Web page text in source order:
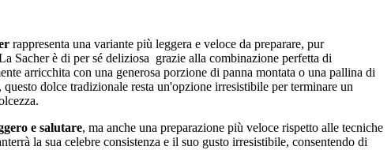
rappresenta una variante più leggera e veloce da preparare, pur
Sacher è di per sé deliziosa grazie alla combinazione perfetta di
arricchita con una generosa porzione di panna montata o una pallina di
dolce tradizionale resta un'opzione irresistibile per terminare un
e salutare, ma anche una preparazione più veloce rispetto alle tecniche
la sua celebre consistenza e il suo gusto irresistibile, consentendo di